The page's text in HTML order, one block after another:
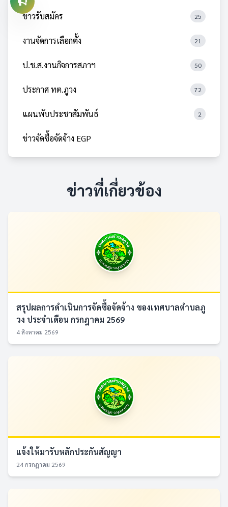
ข่าวรับสมัคร 25
งานจัดการเลือกตั้ง 21
ป.ช.ส.งานกิจการสภาฯ 50
ประกาศ ทต.ภูวง 72
แผนพับประชาสัมพันธ์ 2
ข่าวจัดซื้อจัดจ้าง EGP
ข่าวที่เกี่ยวข้อง
สรุปผลการดำเนินการจัดซื้อจัดจ้าง ของเทศบาลตำบลภู
วง ประจำเดือน กรกฎาคม 2569
4 สิงหาคม 2569
แจ้งให้มารับหลักประกันสัญญา
24 กรกฎาคม 2569